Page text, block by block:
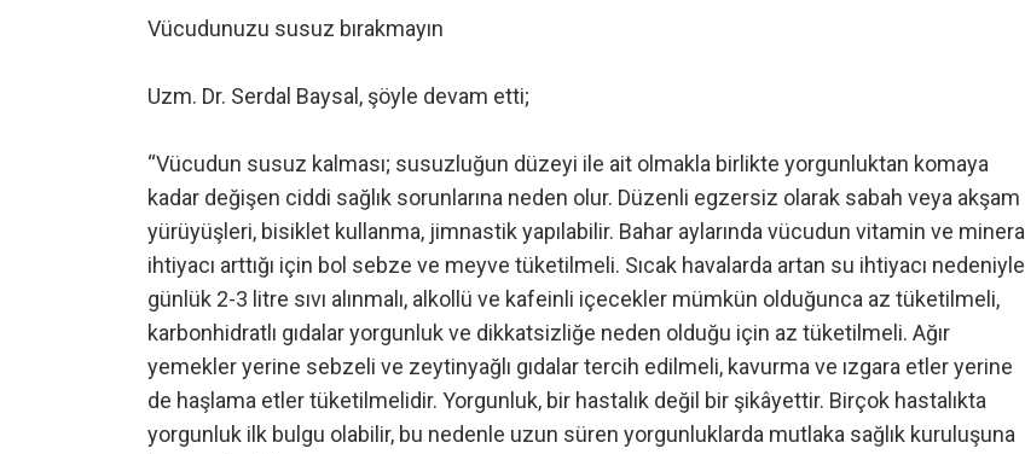
Vücudunuzu susuz bırakmayın
Uzm. Dr. Serdal Baysal, şöyle devam etti;
“Vücudun susuz kalması; susuzluğun düzeyi ile ait olmakla birlikte yorgunluktan komaya
kadar değişen ciddi sağlık sorunlarına neden olur. Düzenli egzersiz olarak sabah veya akşam
yürüyüşleri, bisiklet kullanma, jimnastik yapılabilir. Bahar aylarında vücudun vitamin ve mineral
ihtiyacı arttığı için bol sebze ve meyve tüketilmeli. Sıcak havalarda artan su ihtiyacı nedeniyle
günlük 2-3 litre sıvı alınmalı, alkollü ve kafeinli içecekler mümkün olduğunca az tüketilmeli,
karbonhidratlı gıdalar yorgunluk ve dikkatsizliğe neden olduğu için az tüketilmeli. Ağır
yemekler yerine sebzeli ve zeytinyağlı gıdalar tercih edilmeli, kavurma ve ızgara etler yerine
de haşlama etler tüketilmelidir. Yorgunluk, bir hastalık değil bir şikâyettir. Birçok hastalıkta
yorgunluk ilk bulgu olabilir, bu nedenle uzun süren yorgunluklarda mutlaka sağlık kuruluşuna